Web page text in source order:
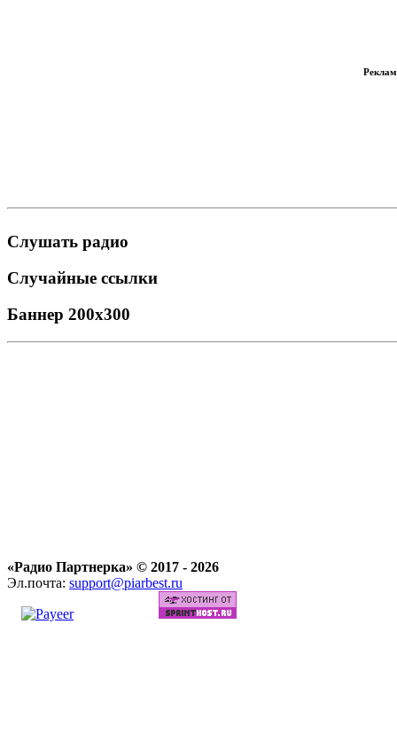
Слушать радио
Случайные ссылки
Баннер 200х300
«Радио Партнерка» © 2017 - 2026
Эл.почта: support@piarbest.ru